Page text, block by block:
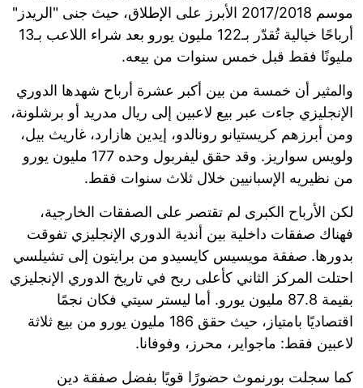
موسم 2017/2018 الأبرز على الإطلاق، حيث جنى "الريدز"
أرباحًا خيالية تُقدّر بـ122 مليون يورو بعد شراء اللاعب بـ13
مليونًا فقط قبل خمس سنوات من بيعه.
والمثير أن خمسة من بين أكبر عشرة أرباح شهدها الدوري
الإنجليزي جاءت عبر بيع لاعبين إلى ريال مدريد أو برشلونة،
ومن أبرزهم كريستيانو رونالدو، إيدين هازارد، غاريث بيل،
ولويس سواريز. وقد حقق ليفربول وحده 177 مليون يورو
من نظيريه الإسبانيين خلال ثلاث سنوات فقط.
لكن الأرباح الكبرى لم تقتصر على الصفقات الخارجية،
فهناك صفقات داخلية بين أندية الدوري الإنجليزي تفوقت
بدورها. صفقة مويسيس كايسيدو من برايتون إلى تشيلسي
احتلت المركز الثاني كأعلى ربح في تاريخ الدوري الإنجليزي
بقيمة 87.8 مليون يورو. أما ليستر سيتي فكان نجمًا
اقتصاديًا بامتياز، حيث حقق 186 مليون يورو من بيع ثلاثة
لاعبين فقط: ماجواير، محرز، وفوفانا.
كما سجلت بورنموث حضورًا قويًا بفضل صفقة دين